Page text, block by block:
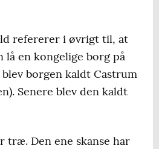
refererer i øvrigt til, at
lå en kongelige borg på
borgen kaldt Castrum
Senere blev den kaldt
træ. Den ene skanse har